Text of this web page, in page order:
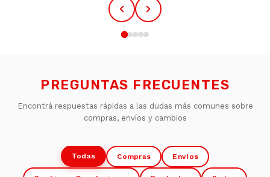
PREGUNTAS FRECUENTES
Encontrá respuestas rápidas a las dudas más comunes sobre
compras, envíos y cambios
Todas Compras Envíos